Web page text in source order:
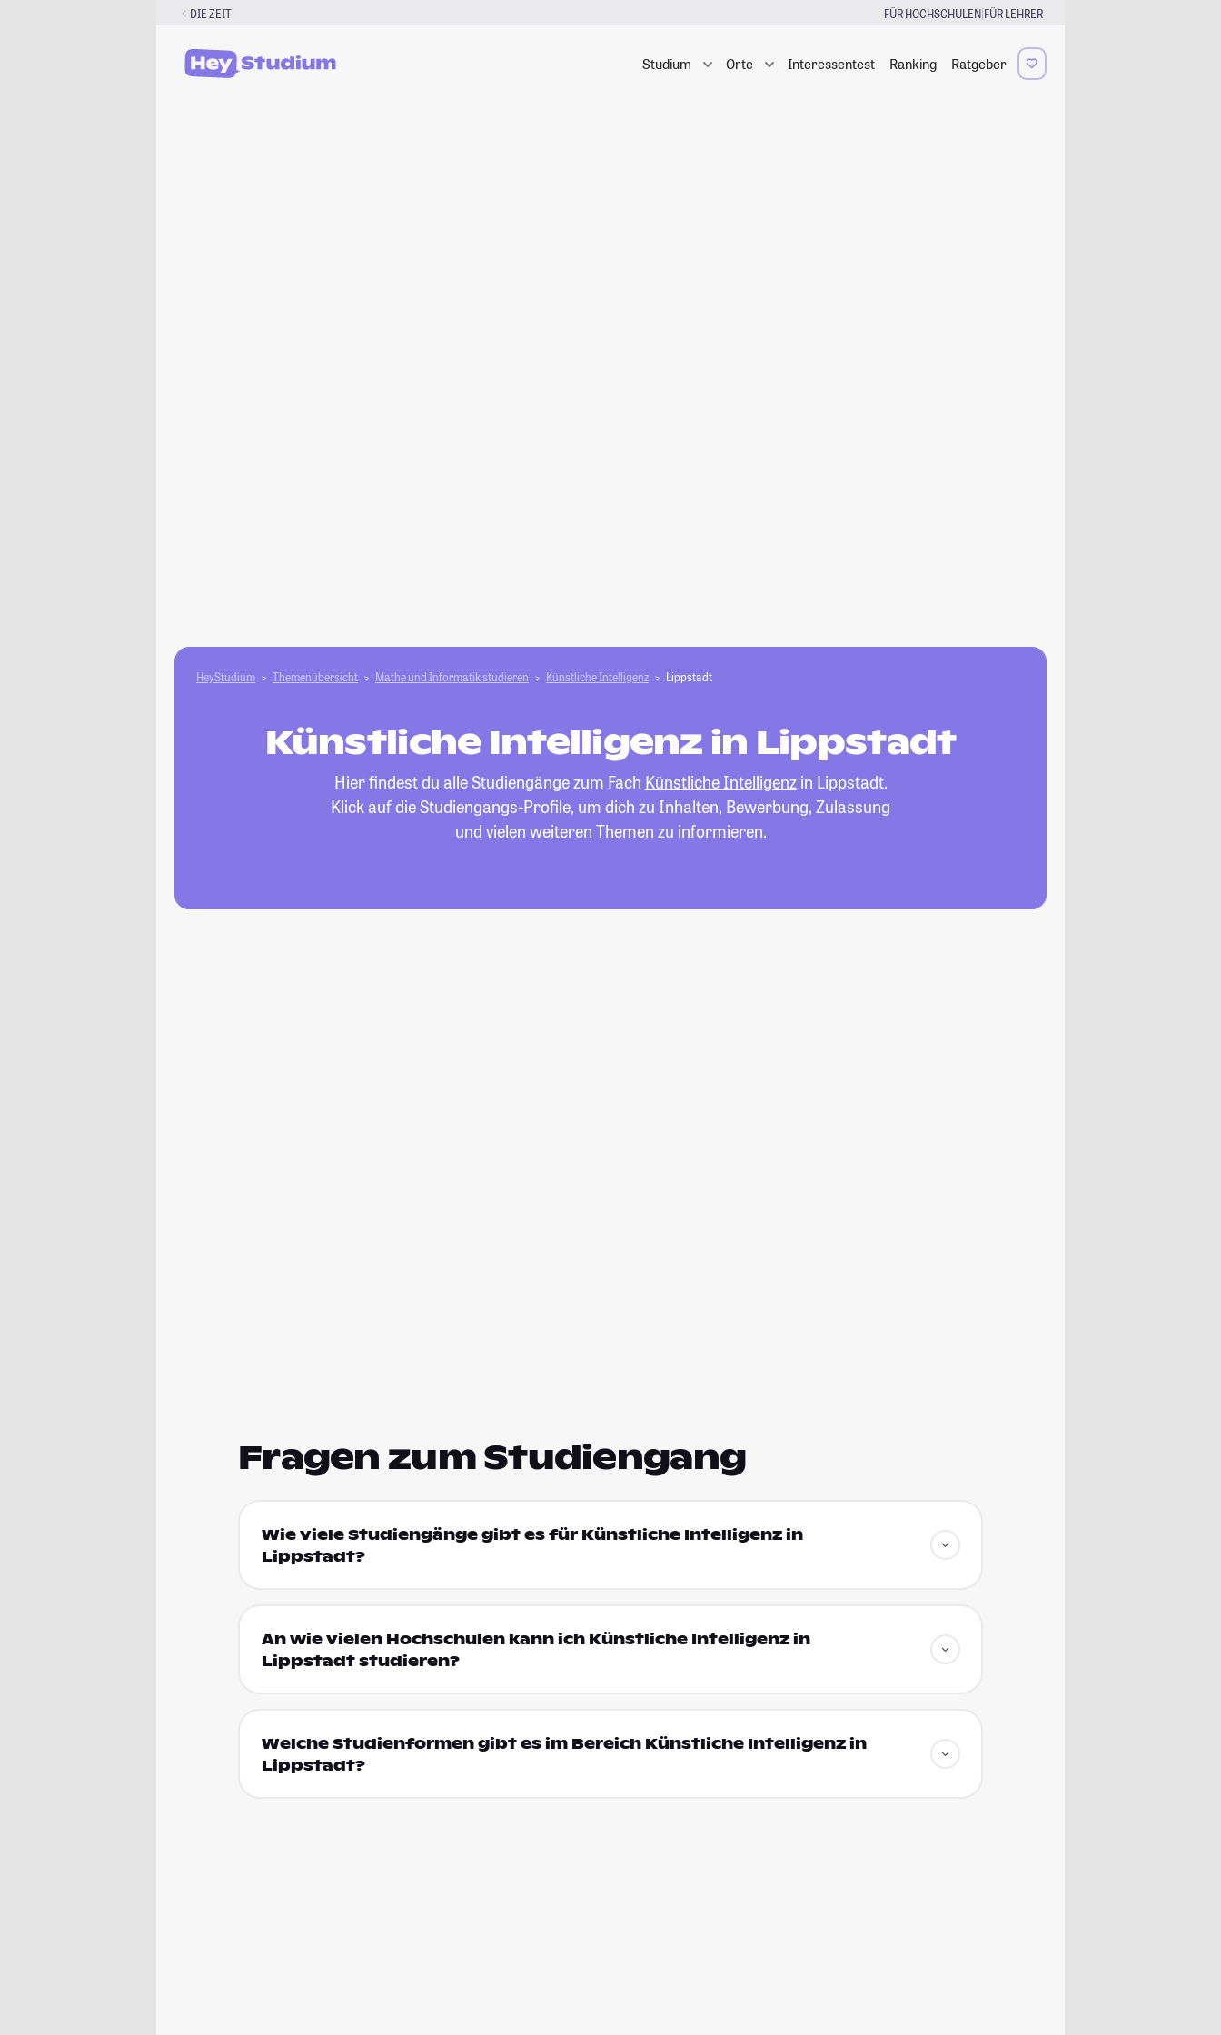
DIE ZEIT FÜR HOCHSCHULEN|FÜR LEHRER
Studium Orte Interessentest Ranking Ratgeber
HeyStudium Themenübersicht Mathe und Informatik studieren Künstliche Intelligenz Lippstadt
Künstliche Intelligenz in Lippstadt
Hier findest du alle Studiengänge zum Fach Künstliche Intelligenzin Lippstadt.
Klick auf die Studiengangs-Profile, um dich zu Inhalten, Bewerbung, Zulassung
und vielen weiteren Themen zu informieren.
Fragen zum Studiengang
Wie viele Studiengänge gibt es für Künstliche Intelligenz in
Lippstadt?
An wie vielen Hochschulen kann ich Künstliche Intelligenz in
Lippstadt studieren?
Welche Studienformen gibt es im Bereich Künstliche Intelligenz in
Lippstadt?